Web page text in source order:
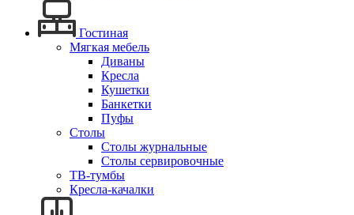
Гостиная
Мягкая мебель
Диваны
Кресла
Кушетки
Банкетки
Пуфы
Столы
Столы журнальные
Столы сервировочные
ТВ-тумбы
Кресла-качалки